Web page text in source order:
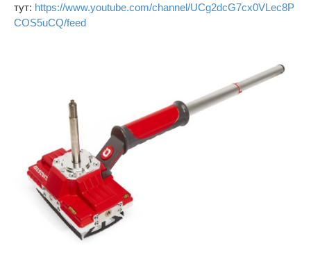
тут: https://www.youtube.com/channel/UCg2dcG7cx0VLec8P
COS5uCQ/feed